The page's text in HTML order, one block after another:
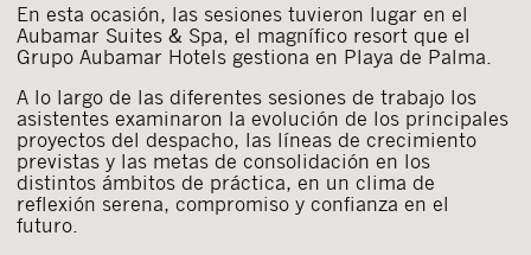
En esta ocasión, las sesiones tuvieron lugar en el
Aubamar Suites & Spa, el magnífico resort que el
Grupo Aubamar Hotels gestiona en Playa de Palma.
A lo largo de las diferentes sesiones de trabajo los
asistentes examinaron la evolución de los principales
proyectos del despacho, las líneas de crecimiento
previstas y las metas de consolidación en los
distintos ámbitos de práctica, en un clima de
reflexión serena, compromiso y confianza en el
futuro.